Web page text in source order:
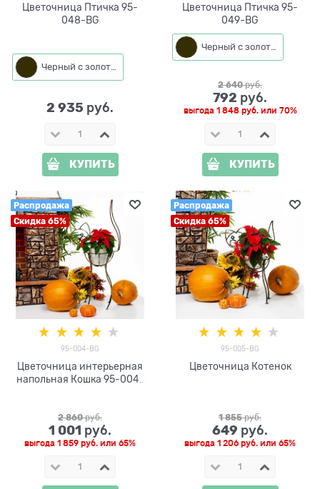
Цветочница Птичка 95-
048-BG
Черный с золотом
2 935 руб.
КУПИТЬ
Цветочница Птичка 95-
049-BG
Черный с золотом
2 640 руб.
792 руб.
выгода 1 848 руб.или 70%
КУПИТЬ
Распродажа
Скидка 65%
95-004-BG
Цветочница интерьерная
напольная Кошка 95-004-
2 860 руб.
1 001 руб.
выгода 1 859 руб. или 65%
Распродажа
Скидка 65%
95-005-BG
Цветочница Котенок
1 855 руб.
649 руб.
выгода 1 206 руб. или 65%